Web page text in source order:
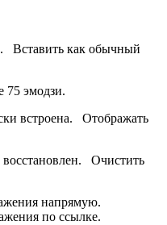
Вставить как обычный
75 эмодзи.
встроена. Отображать
Очистить
напрямую.
по ссылке.